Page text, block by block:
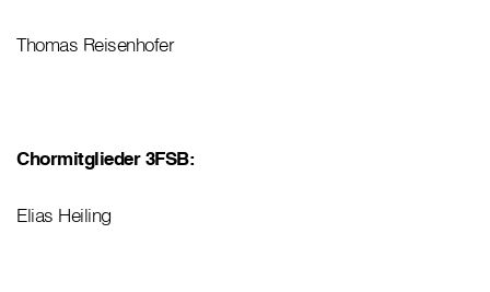
Thomas Reisenhofer
Chormitglieder 3FSB:
Elias Heiling